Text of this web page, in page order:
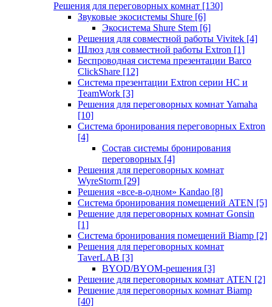
Решения для переговорных комнат [130]
Звуковые экосистемы Shure [6]
Экосистема Shure Stem [6]
Решения для совместной работы Vivitek [4]
Шлюз для совместной работы Extron [1]
Беспроводная система презентации Barco
ClickShare [12]
Система презентации Extron серии HC и
TeamWork [3]
Решения для переговорных комнат Yamaha
[10]
Система бронирования переговорных Extron
[4]
Состав системы бронирования
переговорных [4]
Решения для переговорных комнат
WyreStorm [29]
Решения «все-в-одном» Kandao [8]
Система бронирования помещений ATEN [5]
Решение для переговорных комнат Gonsin
[1]
Система бронирования помещений Biamp [2]
Решения для переговорных комнат
TaverLAB [3]
BYOD/BYOM-решения [3]
Решение для переговорных комнат ATEN [2]
Решение для переговорных комнат Biamp
[40]